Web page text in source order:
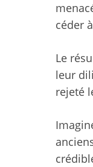
céder
Le
leur
rejeté